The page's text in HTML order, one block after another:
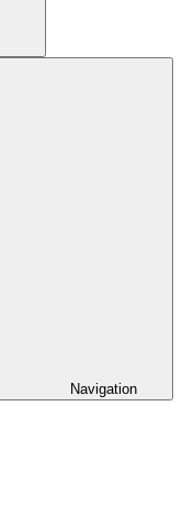
Navigation